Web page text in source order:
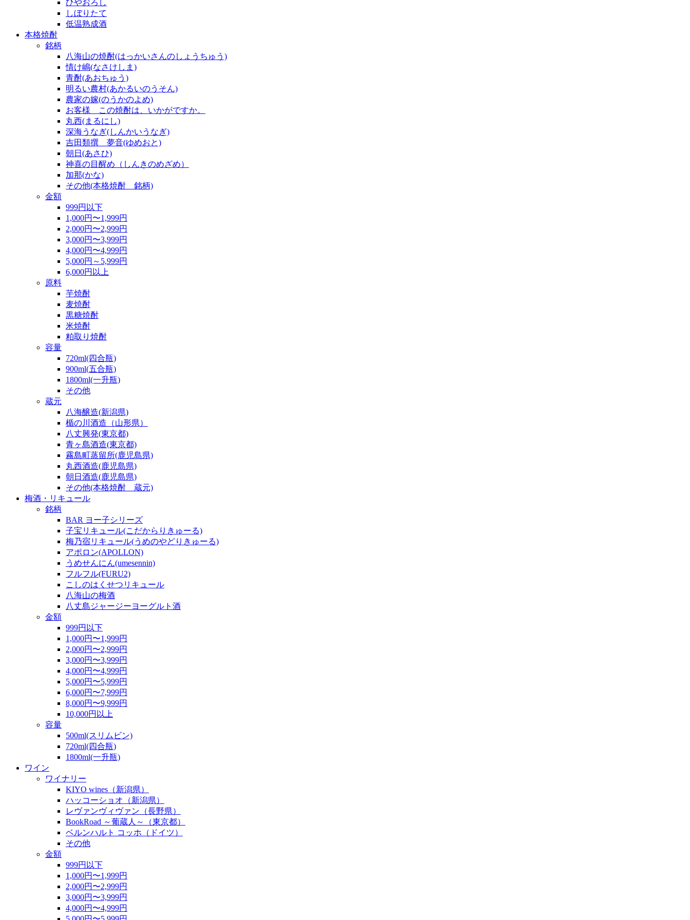
ひやおろし
しぼりたて
低温熟成酒
本格焼酎
銘柄
八海山の焼酎(はっかいさんのしょうちゅう)
情け嶋(なさけしま)
青酎(あおちゅう)
明るい農村(あかるいのうそん)
農家の嫁(のうかのよめ)
お客様 この焼酎は、いかがですか。
丸西(まるにし)
深海うなぎ(しんかいうなぎ)
吉田類撰 夢音(ゆめおと)
朝日(あさひ)
神喜の目醒め（しんきのめざめ）
加那(かな)
その他(本格焼酎 銘柄)
金額
999円以下
1,000円〜1,999円
2,000円〜2,999円
3,000円〜3,999円
4,000円〜4,999円
5,000円～5,999円
6,000円以上
原料
芋焼酎
麦焼酎
黒糖焼酎
米焼酎
粕取り焼酎
容量
720ml(四合瓶)
900ml(五合瓶)
1800ml(一升瓶)
その他
蔵元
八海醸造(新潟県)
楯の川酒造（山形県）
八丈興発(東京都)
青ヶ島酒造(東京都)
霧島町蒸留所(鹿児島県)
丸西酒造(鹿児島県)
朝日酒造(鹿児島県)
その他(本格焼酎 蔵元)
梅酒・リキュール
銘柄
BAR ヨー子シリーズ
子宝リキュール(こだからりきゅーる)
梅乃宿リキュール(うめのやどりきゅーる)
アポロン(APOLLON)
うめせんにん(umesennin)
フルフル(FURU2)
こしのはくせつリキュール
八海山の梅酒
八丈島ジャージーヨーグルト酒
金額
999円以下
1,000円〜1,999円
2,000円〜2,999円
3,000円〜3,999円
4,000円〜4,999円
5,000円〜5,999円
6,000円〜7,999円
8,000円〜9,999円
10,000円以上
容量
500ml(スリムビン)
720ml(四合瓶)
1800ml(一升瓶)
ワイン
ワイナリー
KIYO wines（新潟県）
ハッコーショオ（新潟県）
レヴァンヴィヴァン（長野県）
BookRoad ～葡蔵人～（東京都）
ベルンハルト コッホ（ドイツ）
その他
金額
999円以下
1,000円〜1,999円
2,000円〜2,999円
3,000円〜3,999円
4,000円〜4,999円